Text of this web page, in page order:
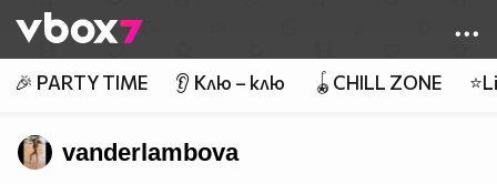
👾
🎉 PARTY TIME 👂 Клю – клю 🪀CHILL ZONE
vanderlambova